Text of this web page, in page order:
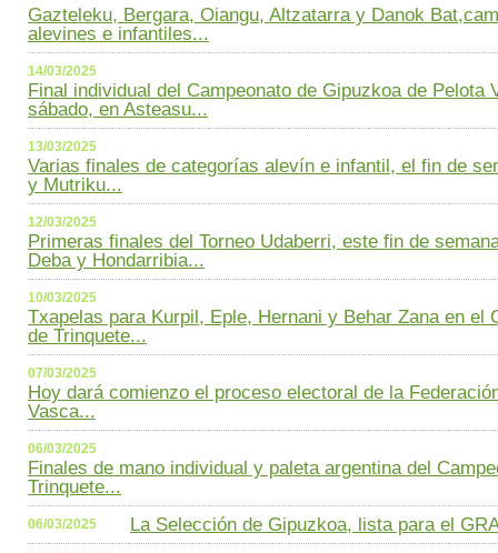
Gazteleku, Bergara, Oiangu, Altzatarra y Danok
alevines e infantiles...
14/03/2025
Final individual del Campeonato de Gipuzkoa de Pelota
sábado, en Asteasu...
13/03/2025
Varias finales de categorías alevín e infantil, el fin de
y Mutriku...
12/03/2025
Primeras finales del Torneo Udaberri, este fin de
Deba y Hondarribia...
10/03/2025
Txapelas para Kurpil, Eple, Hernani y Behar Zana en el
de Trinquete...
07/03/2025
Hoy dará comienzo el proceso electoral de la
Vasca...
06/03/2025
Finales de mano individual y paleta argentina del
Trinquete...
06/03/2025 La Selección de Gipuzkoa, lista para el